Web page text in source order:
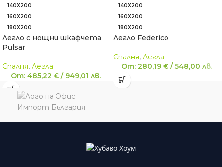
140Х200
160Х200
180Х200
Легло с нощни шкафчета
Pulsar
Спалня, Легла
От: 485,22 € / 949,01 лв.
140Х200
160Х200
180Х200
Легло Federico
Спалня, Легла
От: 280,19 € /548,00 лв.